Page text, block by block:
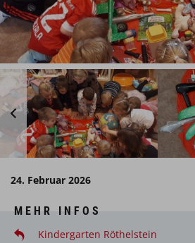
24. Februar 2026
MEHR INFOS
Kindergarten Röthelstein